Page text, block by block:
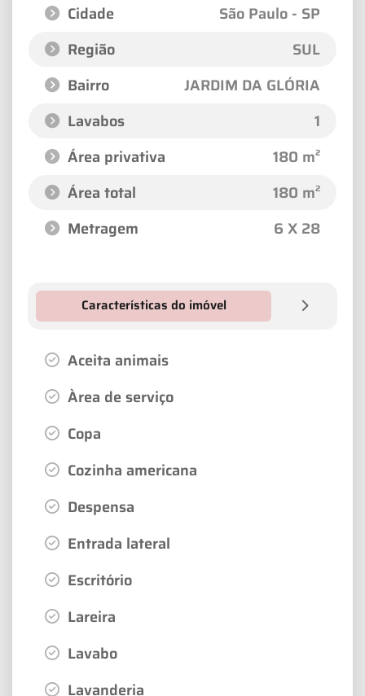
Cidade
São Paulo - SP
Região
SUL
Bairro
JARDIM DA GLÓRIA
Lavabos
1
Área privativa
180 m²
Área total
180 m²
Metragem
6 X 28
Características do imóvel
Aceita animais
Àrea de serviço
Copa
Cozinha americana
Despensa
Entrada lateral
Escritório
Lareira
Lavabo
Lavanderia